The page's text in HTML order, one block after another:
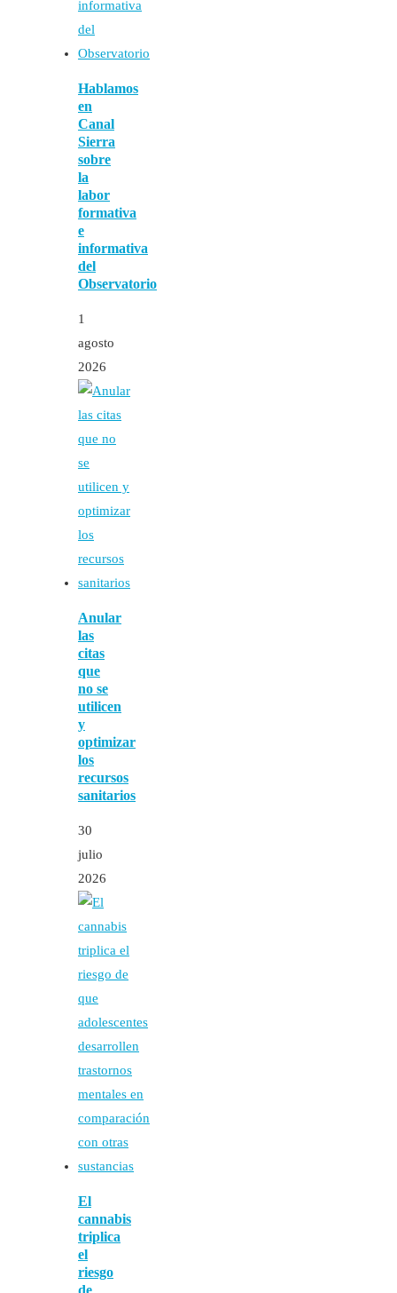
Hablamos
en
Canal
Sierra
sobre
la
labor
formativa
e
informativa
del
Observatorio
1
agosto
2026
Anular
las
citas
que
no se
utilicen
y
optimizar
los
recursos
sanitarios
30
julio
2026
El
cannabis
triplica
el
riesgo